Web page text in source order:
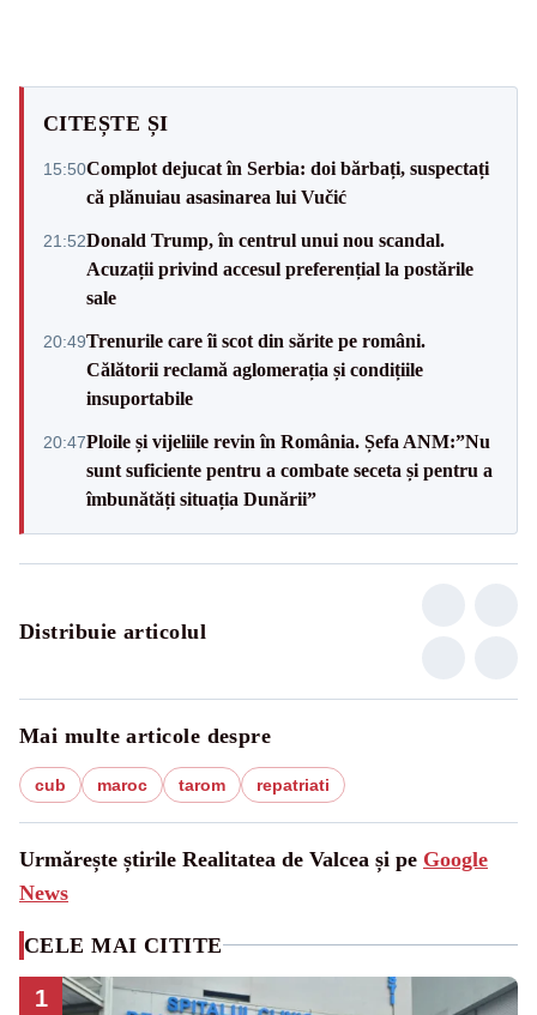
CITEȘTE ȘI
15:50Complot dejucat în Serbia: doi bărbați, suspectați
că plănuiau asasinarea lui Vučić
21:52Donald Trump, în centrul unui nou scandal.
Acuzații privind accesul preferențial la postările
sale
20:49Trenurile care îi scot din sărite pe români.
Călătorii reclamă aglomerația și condițiile
insuportabile
20:47Ploile și vijeliile revin în România. Șefa ANM:”Nu
sunt suficiente pentru a combate seceta și pentru a
îmbunătăți situația Dunării”
Distribuie articolul
Mai multe articole despre
cub maroc tarom repatriati
Urmărește știrile Realitatea de Valcea și pe Google
News
CELE MAI CITITE
1